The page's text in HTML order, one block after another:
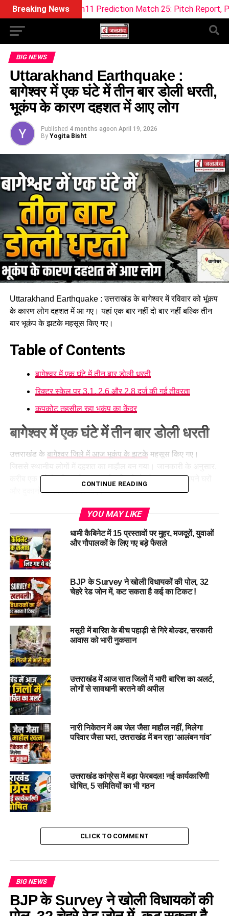
Breaking News
Dream11 Prediction Match 25: Pitch Report, Playing 11 &
BIG NEWS
Uttarakhand Earthquake :
बागेश्वर में एक घंटे में तीन बार डोली धरती,
भूकंप के कारण दहशत में आए लोग
Published 4 months agoon April 19, 2026
By Yogita Bisht
Uttarakhand Earthquake : उत्तराखंड के बागेश्वर में रविवार को भूंकप
के कारण लोग दहशत में आ गए। यहां एक बार नहीं दो बार नहीं बल्कि तीन
बार भूकंप के झटके महसूस किए गए।
Table of Contents
बागेश्वर में एक घंटे में तीन बार डोली धरती
रिक्टर स्केल पर 3.1, 2.6 और 2.8 दर्ज की गई तीव्रता
कपकोट तहसील रहा भूकंप का केंद्र
बागेश्वर में एक घंटे में तीन बार डोली धरती
उत्तराखंड के बागेश्वर जिले में आज भूकंप के झटकेमहसूस किए गए।
करीब एक घंटे के भीतर तीन बार जमीन हिलने से लोग घबराकर अपने घरों
और दुकानों से बाहर निकल आए।
रिक्टर स्केल पर 3.1, 2.6 और 2.8 दर्ज
की गई तीव्रता
मिली जानकारी के मुताबिक सुबह सुबह 10:32 बजे 3.1 तीव्रता और
10:46 बजे 2.6 तीव्रता के झटके दर्ज किए गए थे। दो हल्के झटकों के बाद
11:31 बजे तीसरा झटका भी महसूस किया गया। इस झटके की तीव्रता
रिक्टर स्केल पर 2.8 दर्ज की गई।
CONTINUE READING
YOU MAY LIKE
धामी कैबिनेट में 15 प्रस्तावों पर मुहर, मजदूरों, युवाओं
और गौपालकों के लिए गए बड़े फैसले
BJP के Survey ने खोली विधायकों की पोल, 32
चेहरे रेड जोन में, कट सकता है कई का टिकट !
मसूरी में बारिश के बीच पहाड़ी से गिरे बोल्डर, सरकारी
आवास को भारी नुकसान
उत्तराखंड में आज सात जिलों में भारी बारिश का अलर्ट,
लोगों से सावधानी बरतने की अपील
नारी निकेतन में अब जेल जैसा माहौल नहीं, मिलेगा
परिवार जैसा घर!, उत्तराखंड में बन रहा ‘आलंबन गांव’
उत्तराखंड कांग्रेस में बड़ा फेरबदल! नई कार्यकारिणी
घोषित, 5 समितियों का भी गठन
CLICK TO COMMENT
BIG NEWS
BJP के Survey ने खोली विधायकों की